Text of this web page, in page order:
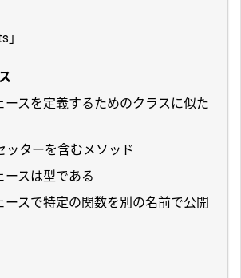
」
ースを定義するためのクラスに似た
ッターを含むメソッド
ースは型である
ースで特定の関数を別の名前で公開